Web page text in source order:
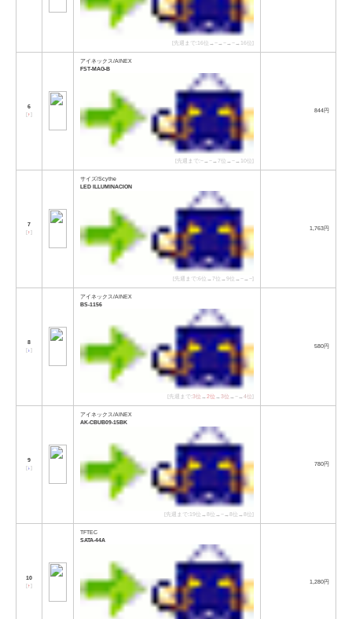
[先週まで:16位→−→−→−→16位]
6
[↑]
アイネックス/AINEX
FST-MAG-B
[先週まで:−→−→7位→−→10位]
844円
7
[↑]
サイズ/Scythe
LED ILLUMINACION
[先週まで:6位→7位→9位→−→−]
1,763円
8
[↓]
アイネックス/AINEX
BS-1156
[先週まで:3位 →2位 →3位 →−→4位]
580円
9
[↓]
アイネックス/AINEX
AK-CBUB09-15BK
[先週まで:19位→8位→−→8位→8位]
780円
10
[↑]
TFTEC
SATA-44A
1,280円